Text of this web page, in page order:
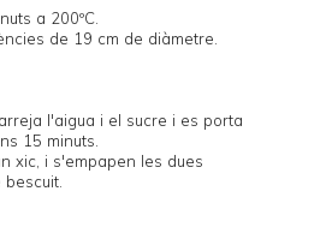
a 200ºC.
de 19 cm de diàmetre.
l'aigua i el sucre i es porta
15 minuts.
xic, i s'empapen les dues